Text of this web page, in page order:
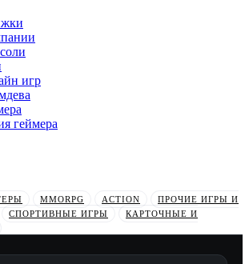
игр
геймера
MMORPG ACTION
ПРОЧИЕ ИГРЫ И
СПОРТИВНЫЕ ИГРЫ
КАРТОЧНЫЕ И